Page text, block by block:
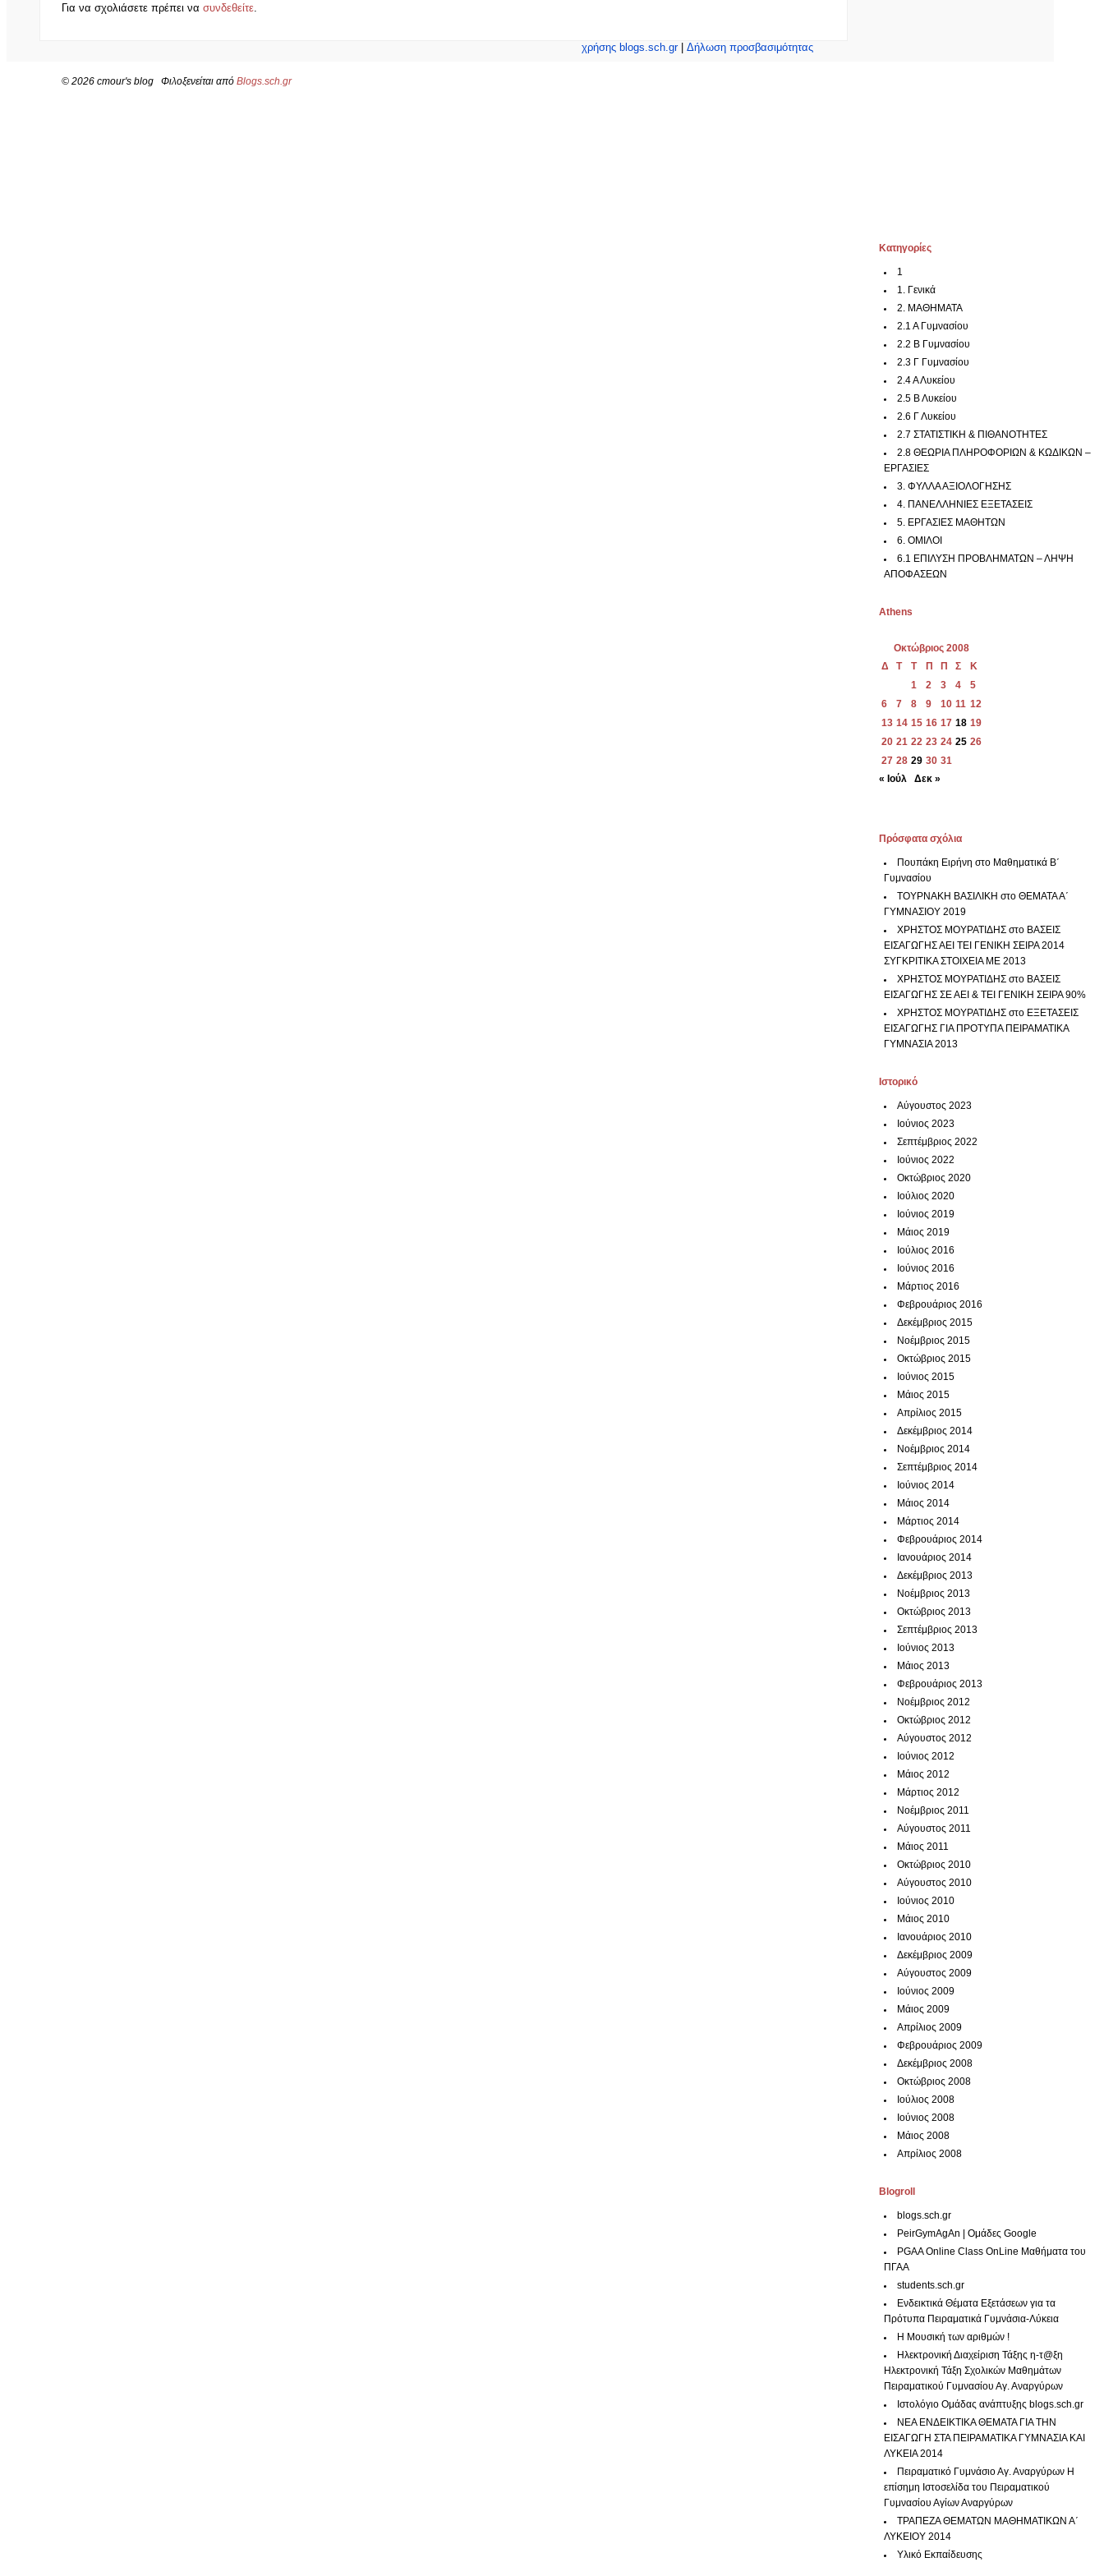
Για να σχολιάσετε πρέπει να συνδεθείτε.
Kατηγορίες
1
1. Γενικά
2. ΜΑΘΗΜΑΤΑ
2.1 Α Γυμνασίου
2.2 Β Γυμνασίου
2.3 Γ Γυμνασίου
2.4 Α Λυκείου
2.5 Β Λυκείου
2.6 Γ Λυκείου
2.7 ΣΤΑΤΙΣΤΙΚΗ & ΠΙΘΑΝΟΤΗΤΕΣ
2.8 ΘΕΩΡΙΑ ΠΛΗΡΟΦΟΡΙΩΝ & ΚΩΔΙΚΩΝ –
ΕΡΓΑΣΙΕΣ
3. ΦΥΛΛΑ ΑΞΙΟΛΟΓΗΣΗΣ
4. ΠΑΝΕΛΛΗΝΙΕΣ ΕΞΕΤΑΣΕΙΣ
5. ΕΡΓΑΣΙΕΣ ΜΑΘΗΤΩΝ
6. ΟΜΙΛΟΙ
6.1 ΕΠΙΛΥΣΗ ΠΡΟΒΛΗΜΑΤΩΝ – ΛΗΨΗ
ΑΠΟΦΑΣΕΩΝ
Athens
Οκτώβριος 2008
Δ
Τ Τ Π Π Σ
Κ
1
2 3 4
5
6
7 8 9 10 11 12
13 14 15 16 17 18 19
20 21 22 23 24 25 26
27 28 29 30 31
« Ιούλ
Δεκ »
Πρόσφατα σχόλια
Πουπάκη Ειρήνη στο Μαθηματικά Β΄
Γυμνασίου
ΤΟΥΡΝΑΚΗ ΒΑΣΙΛΙΚΗ στο ΘΕΜΑΤΑ Α΄
ΓΥΜΝΑΣΙΟΥ 2019
ΧΡΗΣΤΟΣ ΜΟΥΡΑΤΙΔΗΣστο ΒΑΣΕΙΣ
ΕΙΣΑΓΩΓΗΣ ΑΕΙ ΤΕΙ ΓΕΝΙΚΗ ΣΕΙΡΑ 2014
ΣΥΓΚΡΙΤΙΚΑ ΣΤΟΙΧΕΙΑ ΜΕ 2013
ΧΡΗΣΤΟΣ ΜΟΥΡΑΤΙΔΗΣστο ΒΑΣΕΙΣ
ΕΙΣΑΓΩΓΗΣ ΣΕ ΑΕΙ & ΤΕΙ ΓΕΝΙΚΗ ΣΕΙΡΑ 90%
ΧΡΗΣΤΟΣ ΜΟΥΡΑΤΙΔΗΣστο ΕΞΕΤΑΣΕΙΣ
ΕΙΣΑΓΩΓΗΣ ΓΙΑ ΠΡΟΤΥΠΑ ΠΕΙΡΑΜΑΤΙΚΑ
ΓΥΜΝΑΣΙΑ 2013
Ιστορικό
Αύγουστος 2023
Ιούνιος 2023
Σεπτέμβριος 2022
Ιούνιος 2022
Οκτώβριος 2020
Ιούλιος 2020
Ιούνιος 2019
Μάιος 2019
Ιούλιος 2016
Ιούνιος 2016
Μάρτιος 2016
Φεβρουάριος 2016
Δεκέμβριος 2015
Νοέμβριος 2015
Οκτώβριος 2015
Ιούνιος 2015
Μάιος 2015
Απρίλιος 2015
Δεκέμβριος 2014
Νοέμβριος 2014
Σεπτέμβριος 2014
Ιούνιος 2014
Μάιος 2014
Μάρτιος 2014
Φεβρουάριος 2014
Ιανουάριος 2014
Δεκέμβριος 2013
Νοέμβριος 2013
Οκτώβριος 2013
Σεπτέμβριος 2013
Ιούνιος 2013
Μάιος 2013
Φεβρουάριος 2013
Νοέμβριος 2012
Οκτώβριος 2012
Αύγουστος 2012
Ιούνιος 2012
Μάιος 2012
Μάρτιος 2012
Νοέμβριος 2011
Αύγουστος 2011
Μάιος 2011
Οκτώβριος 2010
Αύγουστος 2010
Ιούνιος 2010
Μάιος 2010
Ιανουάριος 2010
Δεκέμβριος 2009
Αύγουστος 2009
Ιούνιος 2009
Μάιος 2009
Απρίλιος 2009
Φεβρουάριος 2009
Δεκέμβριος 2008
Οκτώβριος 2008
Ιούλιος 2008
Ιούνιος 2008
Μάιος 2008
Απρίλιος 2008
Blogroll
blogs.sch.gr
PeirGymAgAn | Ομάδες Google
PGAA Online ClassOnLine Μαθήματα του
ΠΓΑΑ
students.sch.gr
Ενδεικτικά Θέματα Εξετάσεων για τα
Πρότυπα Πειραματικά Γυμνάσια-Λύκεια
Η Μουσική των αριθμών !
Ηλεκτρονική Διαχείριση Τάξης η-τ@ξη
Ηλεκτρονική Τάξη Σχολικών Μαθημάτων
Πειραματικού Γυμνασίου Αγ. Αναργύρων
Ιστολόγιο Ομάδας ανάπτυξης blogs.sch.gr
ΝΕΑ ΕΝΔΕΙΚΤΙΚΑ ΘΕΜΑΤΑ ΓΙΑ ΤΗΝ
ΕΙΣΑΓΩΓΗ ΣΤΑ ΠΕΙΡΑΜΑΤΙΚΑ ΓΥΜΝΑΣΙΑ ΚΑΙ
ΛΥΚΕΙΑ 2014
Πειραματικό Γυμνάσιο Αγ. ΑναργύρωνΗ
επίσημη Ιστοσελίδα του Πειραματικού
Γυμνασίου Αγίων Αναργύρων
ΤΡΑΠΕΖΑ ΘΕΜΑΤΩΝ ΜΑΘΗΜΑΤΙΚΩΝ Α΄
ΛΥΚΕΙΟΥ 2014
Υλικό Εκπαίδευσης
© 2026 cmour's blog Φιλοξενείται από Blogs.sch.gr
χρήσης blogs.sch.gr| Δήλωση προσβασιμότητας